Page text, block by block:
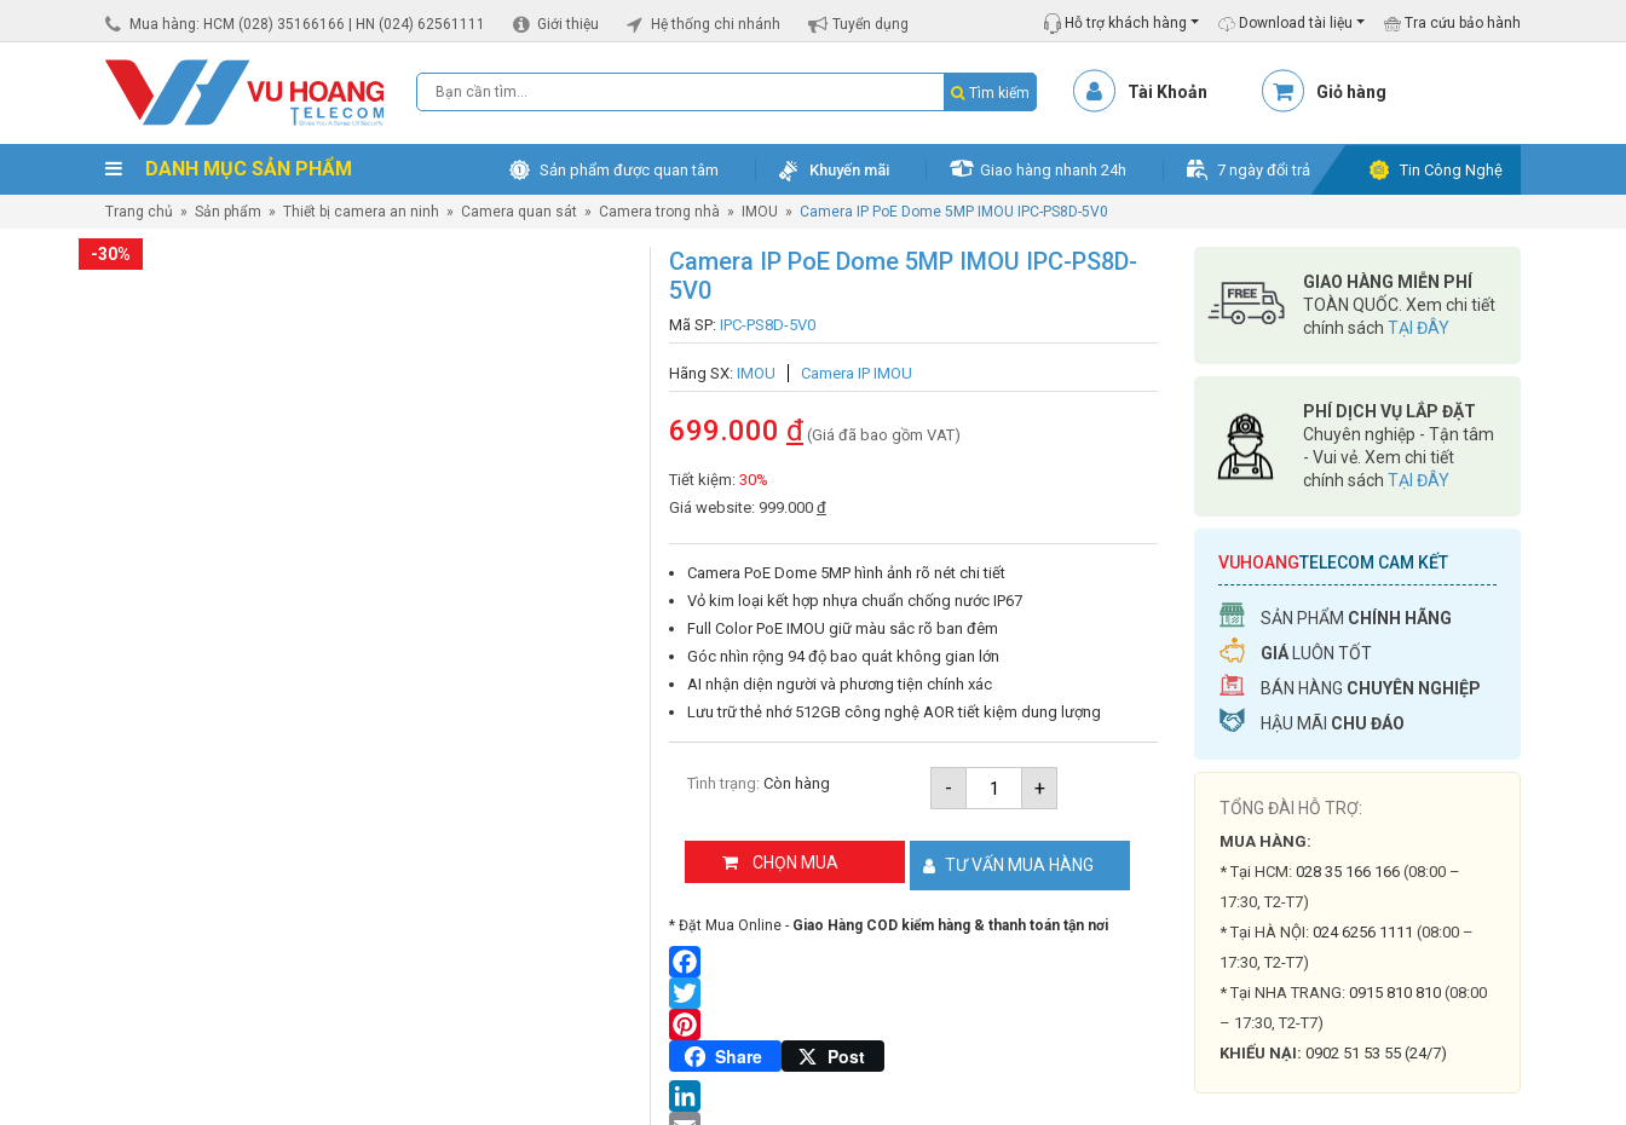
Mua hàng: HCM (028) 35166166 | HN (024) 62561111 Giới thiệu Hệ thống chi nhánh Tuyển dụng Hỗ trợ khách hàng Download tài liệu Tra cứu bảo hành
Tìm kiếm Tài Khoản Giỏ hàng
DANH MỤC SẢN PHẨM Sản phẩm được quan tâm Khuyến mãi Giao hàng nhanh 24h 7 ngày đổi trả Tin Công Nghệ
Trang chủ » Sản phẩm » Thiết bị camera an ninh » Camera quan sát » Camera trong nhà » IMOU » Camera IP PoE Dome 5MP IMOU IPC-PS8D-5V0
-30%
Camera IP PoE Dome 5MP IMOU IPC-PS8D-
5V0
Mã SP: IPC-PS8D-5V0
Hãng SX: IMOU Camera IP IMOU
699.000 đ (Giá đã bao gồm VAT)
Tiết kiệm: 30%
Giá website: 999.000 đ
Camera PoE Dome 5MP hình ảnh rõ nét chi tiết
Vỏ kim loại kết hợp nhựa chuẩn chống nước IP67
Full Color PoE IMOU giữ màu sắc rõ ban đêm
Góc nhìn rộng 94 độ bao quát không gian lớn
AI nhận diện người và phương tiện chính xác
Lưu trữ thẻ nhớ 512GB công nghệ AOR tiết kiệm dung lượng
-
Camera
IP
PoE
5MP
IMOU
IPC-
5V0
+
Tình trạng: Còn hàng
CHỌN MUA TƯ VẤN MUA HÀNG
* Đặt Mua Online - Giao Hàng COD kiểm hàng & thanh toán tận nơi
Facebook
Twitter
Pinterest
Share Post
GIAO HÀNG MIỄN PHÍ
TOÀN QUỐC. Xem chi tiết
chính sách TẠI ĐÂY
PHÍ DỊCH VỤ LẮP ĐẶT
Chuyên nghiệp - Tận tâm
- Vui vẻ. Xem chi tiết
chính sách TẠI ĐÂY
VUHOANGTELECOM CAM KẾT
SẢN PHẨM CHÍNH HÃNG
GIÁ LUÔN TỐT
BÁN HÀNG CHUYÊN NGHIỆP
HẬU MÃI CHU ĐÁO
TỔNG ĐÀI HỖ TRỢ:
MUA HÀNG:
* Tại HCM: 028 35 166 166 (08:00 –
17:30, T2-T7)
* Tại HÀ NỘI: 024 6256 1111 (08:00 –
17:30, T2-T7)
* Tại NHA TRANG: 0915 810 810 (08:00
– 17:30, T2-T7)
KHIẾU NẠI: 0902 51 53 55 (24/7)